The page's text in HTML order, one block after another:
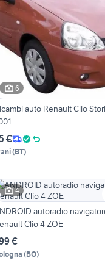
6
auto Renault Clio
€
(BT)
4
autoradio
Clio 4 ZOE
€
(BO)